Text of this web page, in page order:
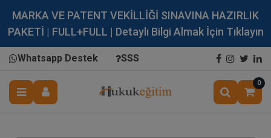
MARKA VE PATENT VEKİLLİĞİ SINAVINA HAZIRLIK
PAKETİ | FULL+FULL | Detaylı Bilgi Almak İçin Tıklayın
Whatsapp Destek SSS
0